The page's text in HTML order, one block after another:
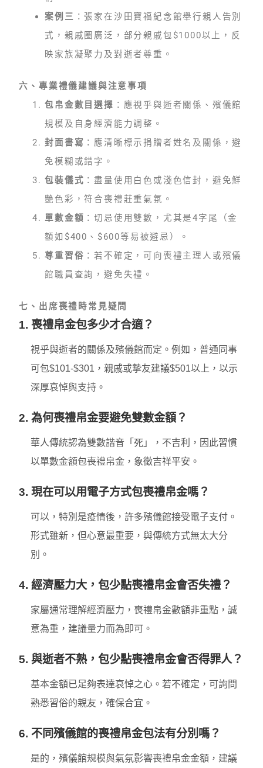
案例三 ：張家在沙田寶福紀念館舉行親人告別
式，親戚圈廣泛，部分親戚包$1000以上，反
映家族凝聚力及對逝者尊重。
六、專業禮儀建議與注意事項
包帛金數目選擇 ：應視乎與逝者關係、殯儀館
規模及自身經濟能力調整。
封面書寫 ：應清晰標示捐贈者姓名及關係，避
免模糊或錯字。
包裝儀式 ：盡量使用白色或淺色信封，避免鮮
艷色彩，符合喪禮莊重氣氛。
單數金額 ：切忌使用雙數，尤其是4字尾（金
額如$400、$600等易被避忌）。
尊重習俗 ：若不確定，可向喪禮主理人或殯儀
館職員查詢，避免失禮。
七、出席喪禮時常見疑問
1. 喪禮帛金包多少才合適？
視乎與逝者的關係及殯儀館而定。例如，普通同事
可包$101-$301，親戚或摯友建議$501以上，以示
深厚哀悼與支持。
2. 為何喪禮帛金要避免雙數金額？
華人傳統認為雙數諧音「死」，不吉利，因此習慣
以單數金額包喪禮帛金，象徵吉祥平安。
3. 現在可以用電子方式包喪禮帛金嗎？
可以，特別是疫情後，許多殯儀館接受電子支付。
形式雖新，但心意最重要，與傳統方式無太大分
別。
4. 經濟壓力大，包少點喪禮帛金會否失禮？
家屬通常理解經濟壓力，喪禮帛金數額非重點，誠
意為重，建議量力而為即可。
5. 與逝者不熟，包少點喪禮帛金會否得罪人？
基本金額已足夠表達哀悼之心。若不確定，可詢問
熟悉習俗的親友，確保合宜。
6. 不同殯儀館的喪禮帛金包法有分別嗎？
是的，殯儀館規模與氣氛影響喪禮帛金金額，建議